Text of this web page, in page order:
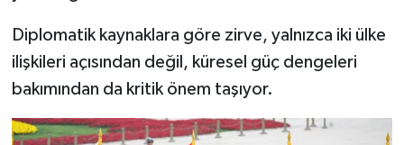
Diplomatik kaynaklara göre zirve, yalnızca iki ülke
ilişkileri açısından değil, küresel güç dengeleri
bakımından da kritik önem taşıyor.